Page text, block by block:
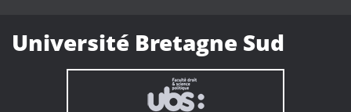
Université Bretagne Sud